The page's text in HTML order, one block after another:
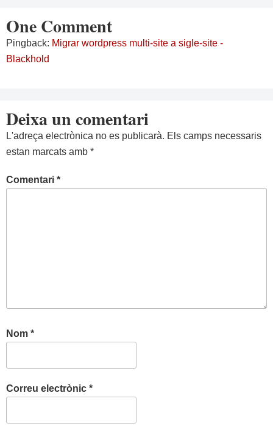
One Comment
Pingback: Migrar wordpress multi-site a sigle-site -
Blackhold
Deixa un comentari
L'adreça electrònica no es publicarà. Els camps necessaris
estan marcats amb *
Comentari *
Nom *
Correu electrònic *